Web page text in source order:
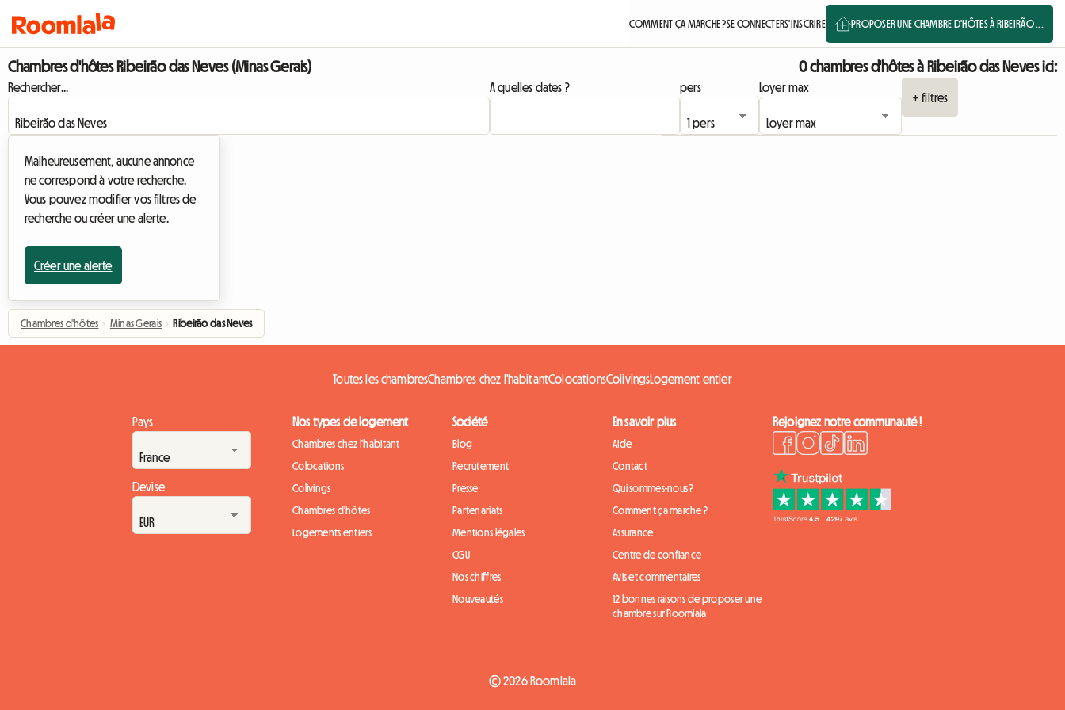
COMMENT ÇA MARCHE ?SE CONNECTERS'INSCRIRE PROPOSER UNE CHAMBRE D'HÔTES À RIBEIRÃO ...
Chambres d'hôtes Ribeirão das Neves (Minas Gerais) 0 chambres d'hôtes à Ribeirão das Neves ici:
Rechercher... A quelles dates ? pers
Loyer max
+ filtres
Malheureusement, aucune annonce
ne correspond à votre recherche.
Vous pouvez modifier vos filtres de
recherche ou créer une alerte.
Créer une alerte
Chambres d'hôtes › Minas Gerais › Ribeirão das Neves
Toutes les chambresChambres chez l'habitantColocationsColivings Logement entier
Pays
Devise
Nos types de logement
Chambres chez l'habitant
Colocations
Colivings
Chambres d'hôtes
Logements entiers
Société
Blog
Recrutement
Presse
Partenariats
Mentions légales
CGU
Nos chiffres
Nouveautés
En savoir plus
Aide
Contact
Qui sommes-nous ?
Comment ça marche ?
Assurance
Centre de confiance
Avis et commentaires
12 bonnes raisons de proposer une
chambre sur Roomlala
Rejoignez notre communauté !
© 2026 Roomlala